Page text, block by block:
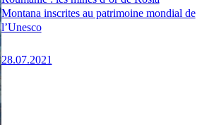
Montana inscrites au patrimoine mondial de
l’Unesco
28.07.2021